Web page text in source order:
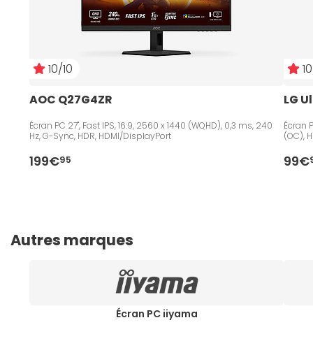
10/10
AOC Q27G4ZR
Écran PC 27", Fast IPS, 16:9, 2560 x 1440 (WQHD), 0,3 ms, 240
Hz, G-Sync, HDR, HDMI/DisplayPort
199€95
LG
Écran
(OC),
99€
Autres marques
Écran PC iiyama